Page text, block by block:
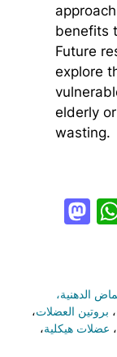
benefits
Future
explore
elderly
wasting.
الدهنية،
، بروتين العضلات،
، عضلات هيكلية،